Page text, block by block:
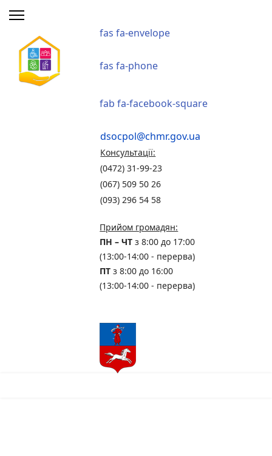
fas fa-envelope
fas fa-phone
fab fa-facebook-square
dsocpol@chmr.gov.ua
Консультації:
(0472) 31-99-23
(067) 509 50 26
(093) 296 54 58
Прийом громадян:
ПН – ЧТ з 8:00 до 17:00
(13:00-14:00 - перерва)
ПТ з 8:00 до 16:00
(13:00-14:00 - перерва)